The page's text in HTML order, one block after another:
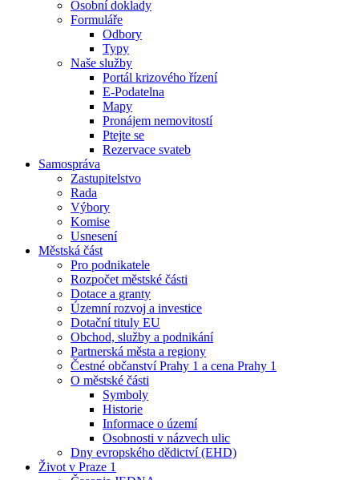
Osobní doklady
Formuláře
Odbory
Typy
Naše služby
Portál krizového řízení
E-Podatelna
Mapy
Pronájem nemovitostí
Ptejte se
Rezervace svateb
Samospráva
Zastupitelstvo
Rada
Výbory
Komise
Usnesení
Městská část
Pro podnikatele
Rozpočet městské části
Dotace a granty
Územní rozvoj a investice
Dotační tituly EU
Obchod, služby a podnikání
Partnerská města a regiony
Čestné občanství Prahy 1 a cena Prahy 1
O městské části
Symboly
Historie
Informace o území
Osobnosti v názvech ulic
Dny evropského dědictví (EHD)
Život v Praze 1